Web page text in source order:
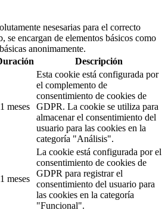
nesesarias para el correcto
se encargan de elementos básicos como
anonimamente.
Descripción
meses
Esta cookie está configurada por
el complemento de
consentimiento de cookies de
GDPR. La cookie se utiliza para
almacenar el consentimiento del
usuario para las cookies en la
categoría "Análisis".
meses
La cookie está configurada por el
consentimiento de cookies de
GDPR para registrar el
consentimiento del usuario para
las cookies en la categoría
"Funcional".